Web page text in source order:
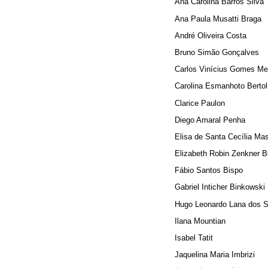
Ana Paula Musatti Braga
André Oliveira Costa
Bruno Simão Gonçalves
Carlos Vinícius Gomes
Carolina Esmanhoto Bertol
Clarice Paulon
Diego Amaral Penha
Elisa de Santa Cecília
Elizabeth Robin Zenkner
Fábio Santos Bispo
Gabriel Inticher Binkowski
Hugo Leonardo Lana dos
Ilana Mountian
Isabel Tatit
Jaquelina Maria Imbrizi